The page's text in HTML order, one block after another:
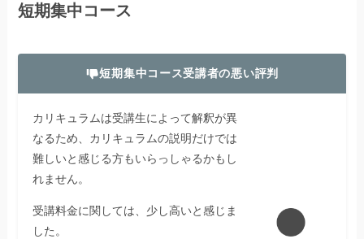
短期集中コース
短期集中コース受講者の悪い評判
カリキュラムは受講生によって解釈が異
なるため、カリキュラムの説明だけでは
難しいと感じる方もいらっしゃるかもし
れません。
受講料金に関しては、少し高いと感じま
した。